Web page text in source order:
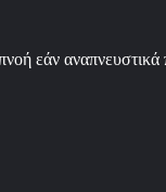
εάν αναπνευστικά